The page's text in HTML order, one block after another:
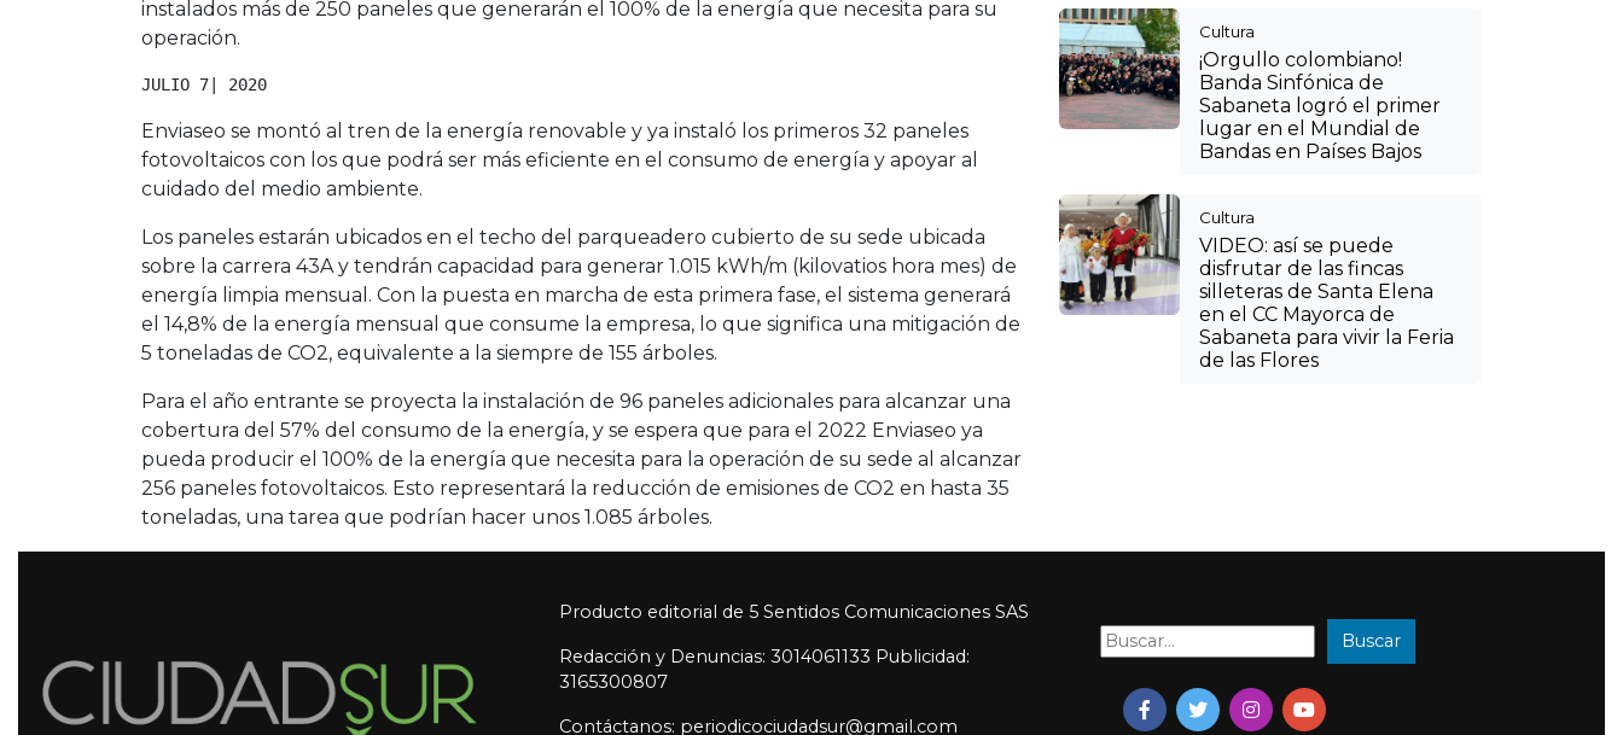
instalados más de 250 paneles que generarán el 100% de la energía que necesita para su
operación.
JULIO 7| 2020
Enviaseo se montó al tren de la energía renovable y ya instaló los primeros 32 paneles
fotovoltaicos con los que podrá ser más eficiente en el consumo de energía y apoyar al
cuidado del medio ambiente.
Los paneles estarán ubicados en el techo del parqueadero cubierto de su sede ubicada
sobre la carrera 43A y tendrán capacidad para generar 1.015 kWh/m (kilovatios hora mes) de
energía limpia mensual. Con la puesta en marcha de esta primera fase, el sistema generará
el 14,8% de la energía mensual que consume la empresa, lo que significa una mitigación de
5 toneladas de CO2, equivalente a la siempre de 155 árboles.
Para el año entrante se proyecta la instalación de 96 paneles adicionales para alcanzar una
cobertura del 57% del consumo de la energía, y se espera que para el 2022 Enviaseo ya
pueda producir el 100% de la energía que necesita para la operación de su sede al alcanzar
256 paneles fotovoltaicos. Esto representará la reducción de emisiones de CO2 en hasta 35
toneladas, una tarea que podrían hacer unos 1.085 árboles.
Cultura
¡Orgullo colombiano!
Banda Sinfónica de
Sabaneta logró el primer
lugar en el Mundial de
Bandas en Países Bajos
Cultura
VIDEO: así se puede
disfrutar de las fincas
silleteras de Santa Elena
en el CC Mayorca de
Sabaneta para vivir la Feria
de las Flores
Producto editorial de 5 Sentidos Comunicaciones SAS
Redacción y Denuncias: 3014061133 Publicidad:
3165300807
Contáctanos: periodicociudadsur@gmail.com
Buscar: Buscar